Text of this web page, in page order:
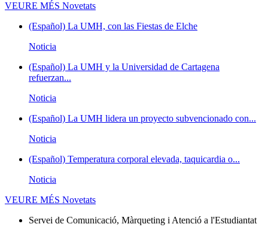
VEURE MÉS Novetats
(Español) La UMH, con las Fiestas de Elche
Noticia
(Español) La UMH y la Universidad de Cartagena
refuerzan...
Noticia
(Español) La UMH lidera un proyecto subvencionado con...
Noticia
(Español) Temperatura corporal elevada, taquicardia o...
Noticia
VEURE MÉS Novetats
Servei de Comunicació, Màrqueting i Atenció a l'Estudiantat